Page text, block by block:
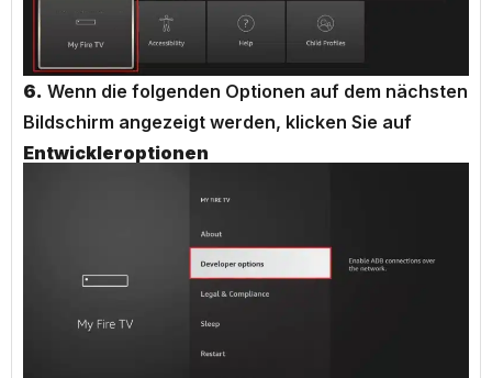
6. Wenn die folgenden Optionen auf dem nächsten
Bildschirm angezeigt werden, klicken Sie auf
Entwickleroptionen